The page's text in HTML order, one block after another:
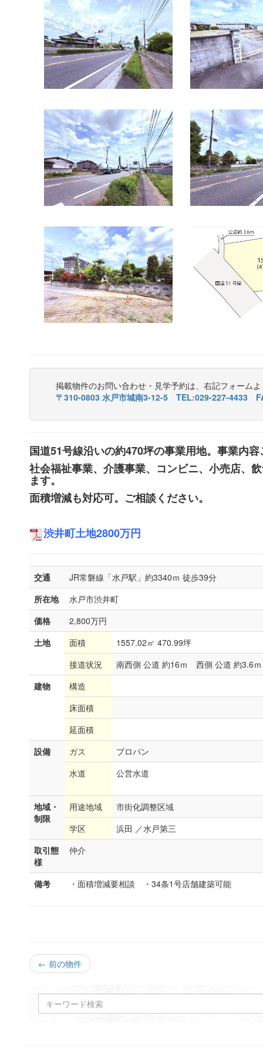
掲載物件のお問い合わせ・見学予約は、右記フォーム
〒310-0803 水戸市城南3-12-5 TEL:029-227-4433
国道51号線沿いの約470坪の事業用地。事業内
社会福祉事業、介護事業、コンビニ、小売店、
ます。
面積増減も対応可。ご相談ください。
渋井町土地2800万円
交通
JR常磐線「水戸駅」約3340ｍ 徒歩39分
所在地
水戸市渋井町
価格
2,800万円
土地
面積
1557.02㎡ 470.99坪
接道状況
南西側 公道 約16ｍ 西側 公道 約3.6ｍ
建物
構造
床面積
延面積
設備
ガス
プロパン
水道
公営水道
地域・
制限
用途地域
市街化調整区域
学区
浜田 ／水戸第三
取引態
様
仲介
備考 ・面積増減要相談 ・34条1号店舗建築可能
← 前の物件